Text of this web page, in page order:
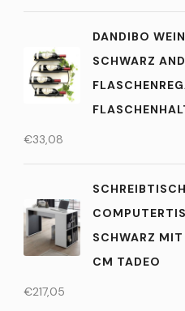
DANDIBO
SCHWARZ
€33,08
CHWARZ MIT
M TADEO
€217,05